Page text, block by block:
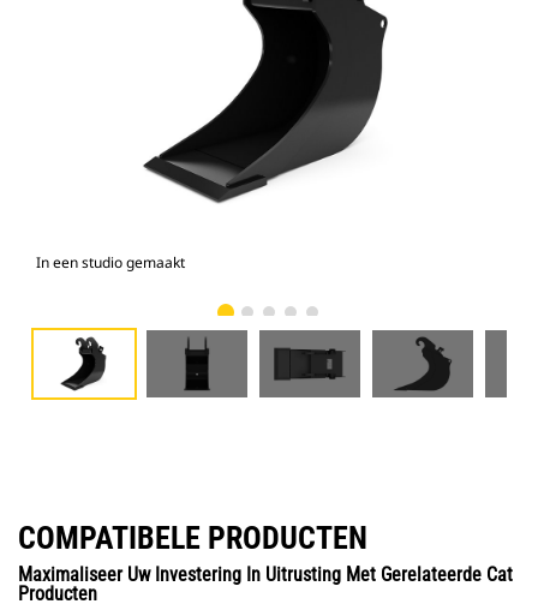
In een studio gemaakt
COMPATIBELE PRODUCTEN
Maximaliseer Uw Investering In Uitrusting Met Gerelateerde Cat
Producten